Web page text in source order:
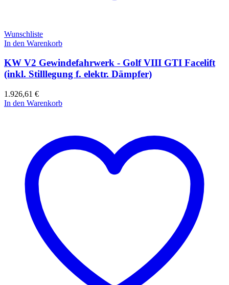
Wunschliste
In den Warenkorb
KW V2 Gewindefahrwerk - Golf VIII GTI Facelift
(inkl. Stilllegung f. elektr. Dämpfer)
1.926,61 €
In den Warenkorb